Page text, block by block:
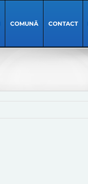
COMUNĂ CONTACT